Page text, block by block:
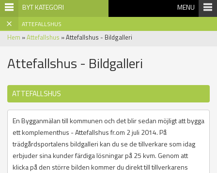
BYT KATEGORI MENU
ATTEFALLSHUS
Hem »Attefallshus » Attefallshus - Bildgalleri
Attefallshus - Bildgalleri
ATTEFALLSHUS
En Bygganmälan till kommunen och det blir sedan möjligt att bygga
ett komplementhus - Attefallshus fr.om 2 juli 2014. På
trädgårdsportalens bildgalleri kan du se de tillverkare som idag
erbjuder sina kunder färdiga lösningar på 25 kvm. Genom att
klicka på den större bilden kommer du direkt till tillverkarens